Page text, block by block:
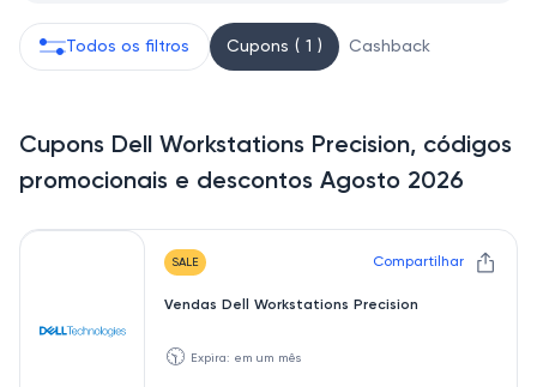
Todos os filtros Cupons ( 1 ) Cashback
Cupons Dell Workstations Precision, códigos
promocionais e descontos Agosto 2026
SALE Compartilhar
Vendas Dell Workstations Precision
🕥 Expira: em um mês